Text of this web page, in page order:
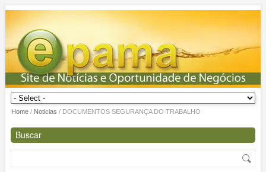
Home/ Noticias / DOCUMENTOS SEGURANÇA DO TRABALHO
Buscar